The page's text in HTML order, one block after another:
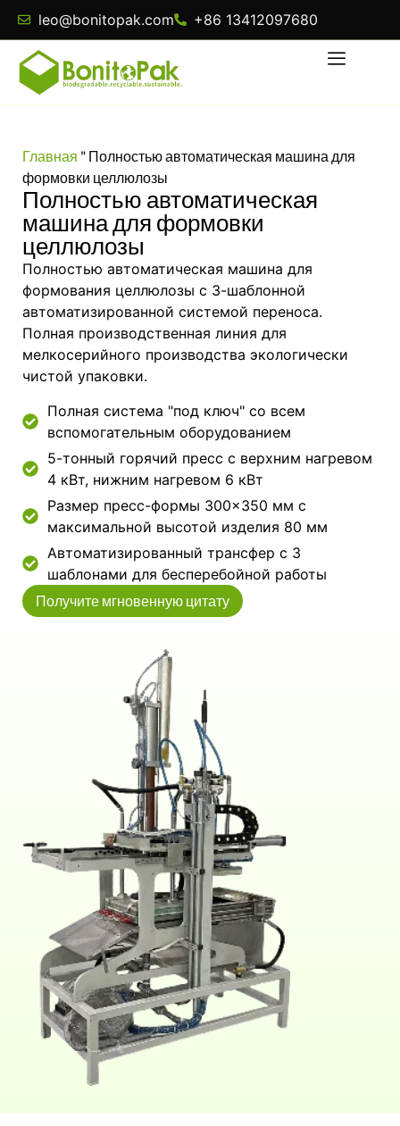
leo@bonitopak.com +86 13412097680
Главная " Полностью автоматическая машина для
формовки целлюлозы
Полностью автоматическая
машина для формовки
целлюлозы
Полностью автоматическая машина для
формования целлюлозы с 3-шаблонной
автоматизированной системой переноса.
Полная производственная линия для
мелкосерийного производства экологически
чистой упаковки.
Полная система "под ключ" со всем
вспомогательным оборудованием
5-тонный горячий пресс с верхним нагревом
4 кВт, нижним нагревом 6 кВт
Размер пресс-формы 300×350 мм с
максимальной высотой изделия 80 мм
Автоматизированный трансфер с 3
шаблонами для бесперебойной работы
Получите мгновенную цитату